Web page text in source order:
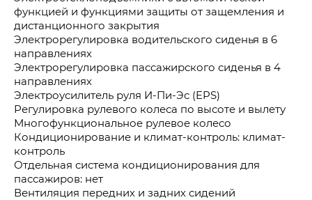
функцией и функциями защиты от защемления и
дистанционного закрытия
Электрорегулировка водительского сиденья в 6
направлениях
Электрорегулировка пассажирского сиденья в 4
направлениях
Электроусилитель руля И-Пи-Эс (EPS)
Регулировка рулевого колеса по высоте и вылету
Многофункциональное рулевое колесо
Кондиционирование и климат-контроль: климат-
контроль
Отдельная система кондиционирования для
пассажиров: нет
Вентиляция передних и задних сидений